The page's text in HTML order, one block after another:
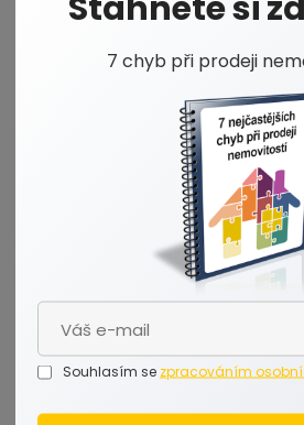
7 chyb při prodeji
Souhlasím se zpracováním